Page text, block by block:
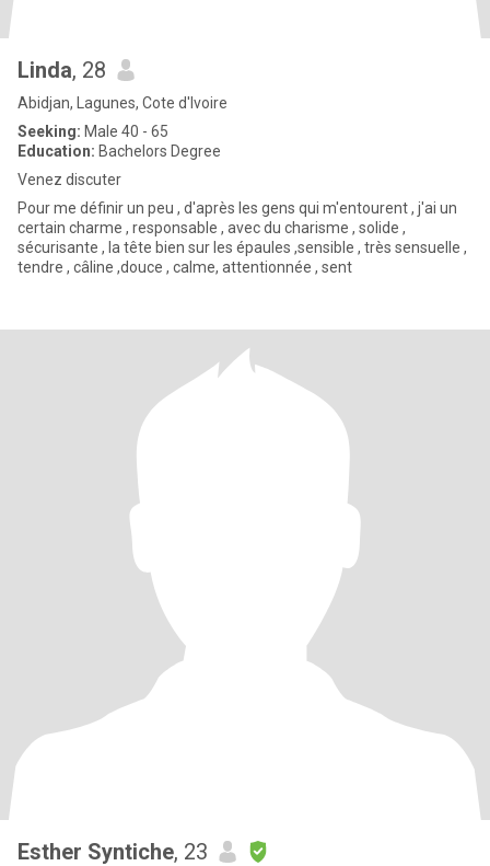
Linda, 28
Abidjan, Lagunes, Cote d'Ivoire
Seeking: Male 40 - 65
Education: Bachelors Degree
Venez discuter
Pour me définir un peu , d'après les gens qui m'entourent , j'ai un
certain charme , responsable , avec du charisme , solide ,
sécurisante , la tête bien sur les épaules ,sensible , très sensuelle ,
tendre , câline ,douce , calme, attentionnée , sent
Esther Syntiche, 23